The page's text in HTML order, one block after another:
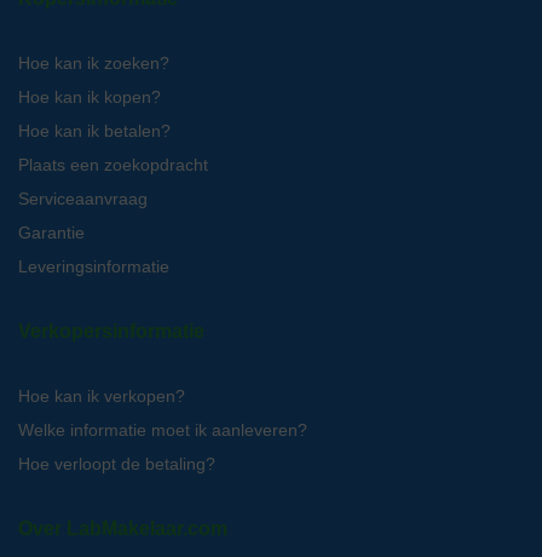
Hoe kan ik zoeken?
Hoe kan ik kopen?
Hoe kan ik betalen?
Plaats een zoekopdracht
Serviceaanvraag
Garantie
Leveringsinformatie
Verkopersinformatie
Hoe kan ik verkopen?
Welke informatie moet ik aanleveren?
Hoe verloopt de betaling?
Over LabMakelaar.com